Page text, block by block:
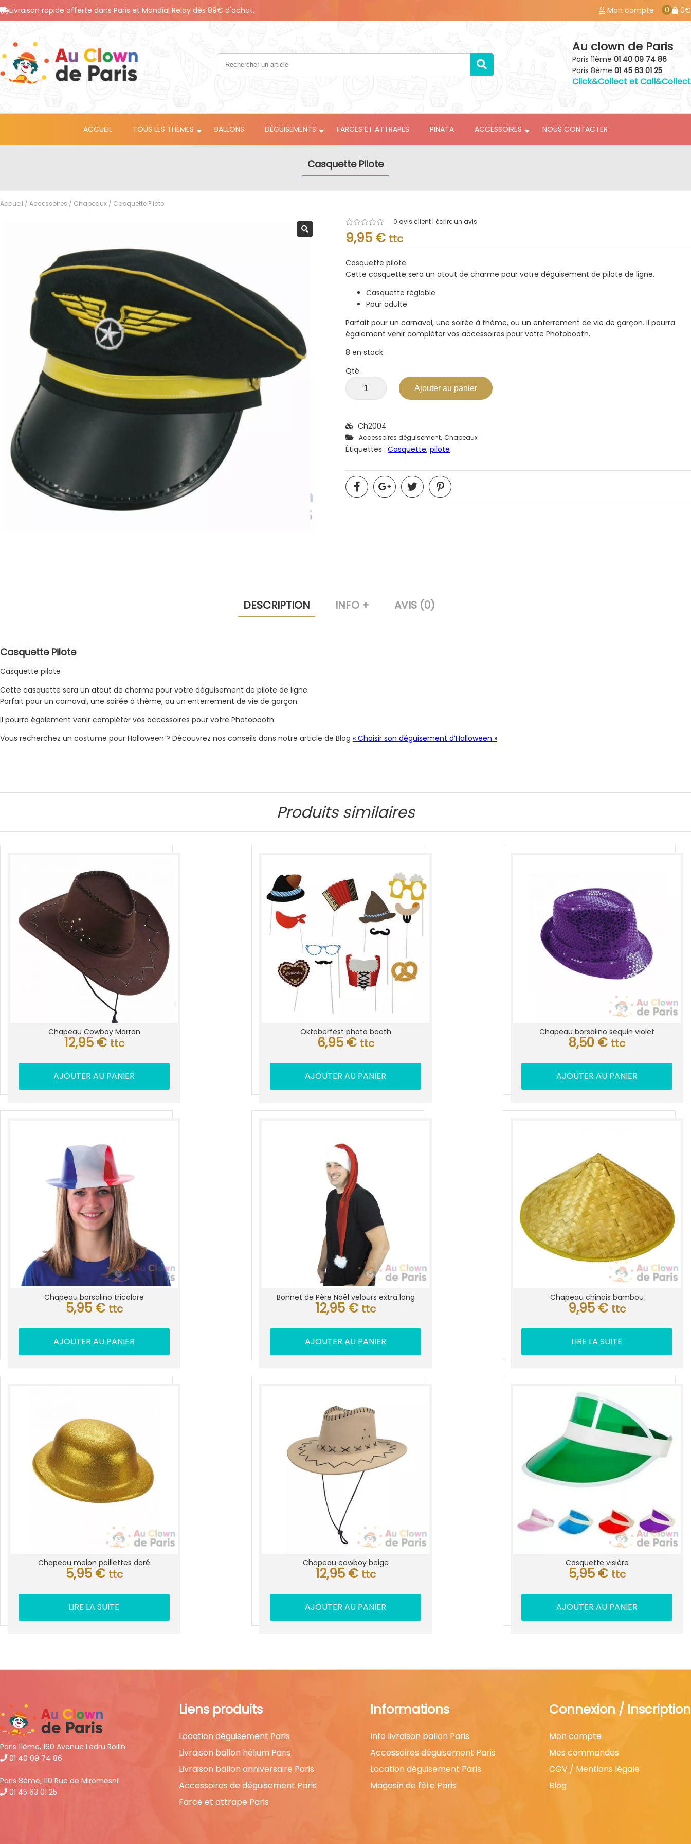
Livraison rapide offerte dans Paris et Mondial Relay dès 89€ d'achat. Mon compte 0 0€
Au clown de Paris
Paris 11ème 01 40 09 74 86
Paris 8ème 01 45 63 01 25
Click&Collect et Call&Collect
ACCUEIL TOUS LES THÈMES BALLONS DÉGUISEMENTS FARCES ET ATTRAPES PINATA ACCESSOIRES NOUS CONTACTER
Casquette Pilote
Accueil / Accessoires / Chapeaux / Casquette Pilote
Note
0.001
0 avis client | écrire un avis
9,95 € ttc
Casquette pilote
Cette casquette sera un atout de charme pour votre déguisement de pilote de ligne.
Casquette réglable
Pour adulte
Parfait pour un carnaval, une soirée à thème, ou un enterrement de vie de garçon. Il pourra
également venir compléter vos accessoires pour votre Photobooth.
8 en stock
Qté
Ajouter au panier
Ch2004
Accessoires déguisement, Chapeaux
Étiquettes : Casquette, pilote
DESCRIPTION INFO + AVIS (0)
Casquette Pilote
Casquette pilote
Cette casquette sera un atout de charme pour votre déguisement de pilote de ligne.
Parfait pour un carnaval, une soirée à thème, ou un enterrement de vie de garçon.
Il pourra également venir compléter vos accessoires pour votre Photobooth.
Vous recherchez un costume pour Halloween ? Découvrez nos conseils dans notre article de Blog « Choisir son déguisement d’Halloween »
Produits similaires
Chapeau Cowboy Marron
12,95 € ttc
AJOUTER AU PANIER
Oktoberfest photo booth
6,95 € ttc
AJOUTER AU PANIER
Chapeau borsalino sequin violet
8,50 € ttc
AJOUTER AU PANIER
Chapeau borsalino tricolore
5,95 € ttc
AJOUTER AU PANIER
Bonnet de Père Noël velours extra long
12,95 € ttc
AJOUTER AU PANIER
Chapeau chinois bambou
9,95 € ttc
LIRE LA SUITE
Chapeau melon paillettes doré
5,95 € ttc
LIRE LA SUITE
Chapeau cowboy beige
12,95 € ttc
AJOUTER AU PANIER
Casquette visière
5,95 € ttc
AJOUTER AU PANIER
Paris 11ème, 160 Avenue Ledru Rollin
01 40 09 74 86
Paris 8ème, 110 Rue de Miromesnil
01 45 63 01 25
Liens produits
Location déguisement Paris
Livraison ballon hélium Paris
Livraison ballon anniversaire Paris
Accessoires de déguisement Paris
Farce et attrape Paris
Informations
Info livraison ballon Paris
Accessoires déguisement Paris
Location déguisement Paris
Magasin de fête Paris
Connexion / Inscription
Mon compte
Mes commandes
CGV / Mentions légale
Blog